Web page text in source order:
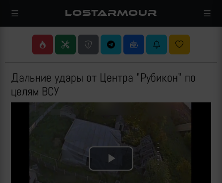
LOSTARMOUR
Дальние удары от Центра "Рубикон" по
целям ВСУ
Play